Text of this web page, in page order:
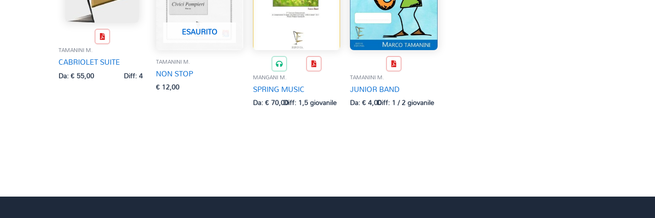
TAMANINI M.
CABRIOLET SUITE
Da:€55,00 Diff: 4
ESAURITO
TAMANINI M.
NON STOP
€12,00
MANGANI M.
SPRING MUSIC
Da:€70,00Diff: 1,5 giovanile
TAMANINI M.
JUNIOR BAND
Da:€4,00Diff: 1 / 2 giovanile